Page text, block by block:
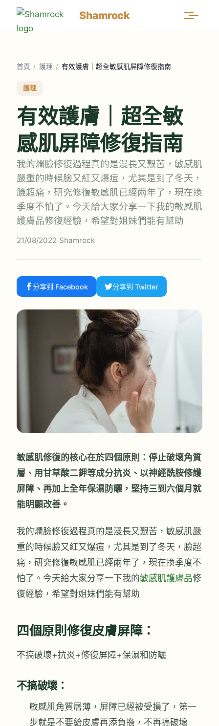
Shamrock
首頁 / 護理 / 有效護膚｜超全敏感肌屏障修復指南
護理
有效護膚｜超全敏
感肌屏障修復指南
我的爛臉修復過程真的是漫長又艱苦，敏感肌
嚴重的時候臉又紅又爆痘，尤其是到了冬天，
臉超痛，研究修復敏感肌已經兩年了，現在換
季度不怕了。今天給大家分享一下我的敏感肌
護膚品修復經驗，希望對姐妹們能有幫助
21/08/2022 Shamrock
分享到 Facebook 分享到 Twitter
敏感肌修復的核心在於四個原則：停止破壞角質
層、用甘草酸二鉀等成分抗炎、以神經酰胺修護
屏障、再加上全年保濕防曬，堅持三到六個月就
能明顯改善。
我的爛臉修復過程真的是漫長又艱苦，敏感肌嚴
重的時候臉又紅又爆痘，尤其是到了冬天，臉超
痛，研究修復敏感肌已經兩年了，現在換季度不
怕了。今天給大家分享一下我的敏感肌護膚品修
復經驗，希望對姐妹們能有幫助
四個原則修復皮膚屏障：
不搞破壞+抗炎+修復屏障+保濕和防曬
不搞破壞：
敏感肌角質層薄，屏障已經被受損了，第一
步就是不要給皮膚再添負擔，不再搞破壞